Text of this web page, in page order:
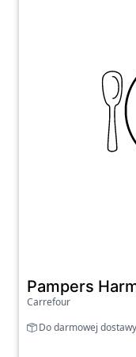
Pampers
Carrefour
Do darmowej